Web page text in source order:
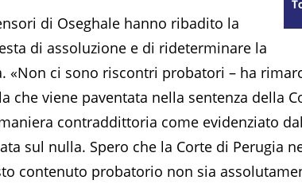
di Oseghale hanno ribadito la
di assoluzione e di rideterminare la
«Non ci sono riscontri probatori – ha
che viene paventata nella sentenza della
contraddittoria come evidenziato
sul nulla. Spero che la Corte di Perugia
contenuto probatorio non sia